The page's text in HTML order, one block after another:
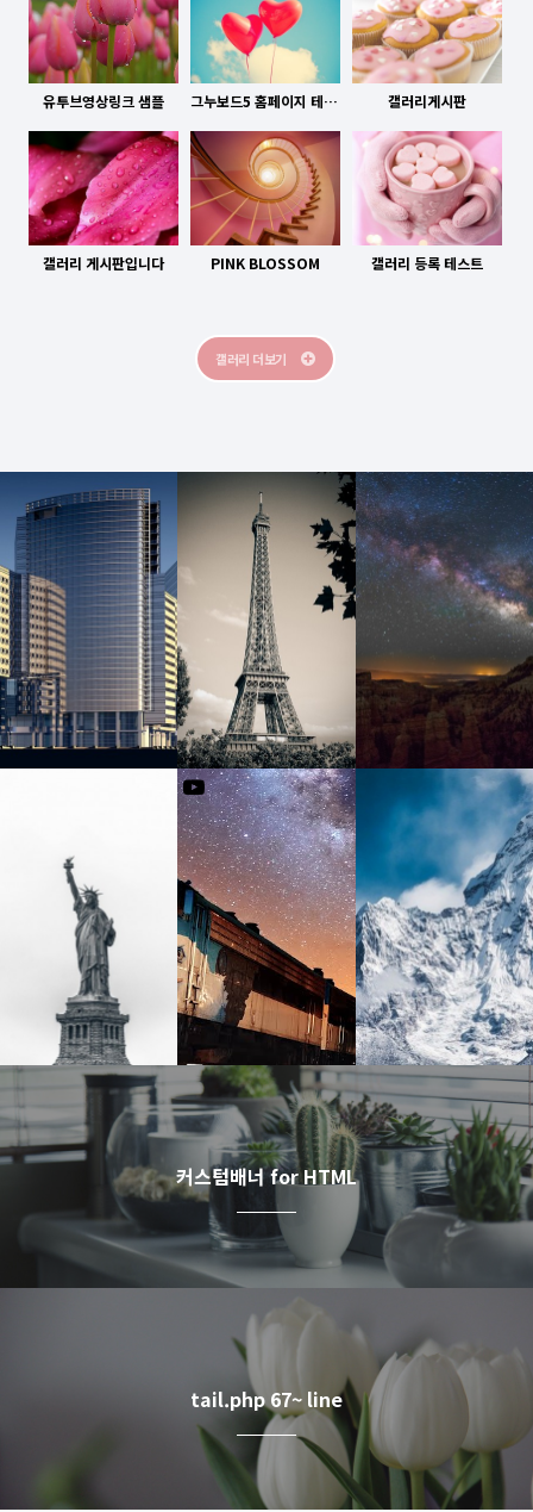
유투브영상링크 샘플 그누보드5 홈페이지 테마 핑크블라썸 갤러리게시판
갤러리 게시판입니다 PINK BLOSSOM 갤러리 등록 테스트
갤러리 더보기
갤러리게시판(박스-세로길게4단)
갤러리게시판 갤러리게시판 그누보드5 홈페이지 테마 핑크블라썸
갤러리게시판
유투브영상
PINK BLOSSOM
커스텀배너 for HTML
tail.php 67~ line